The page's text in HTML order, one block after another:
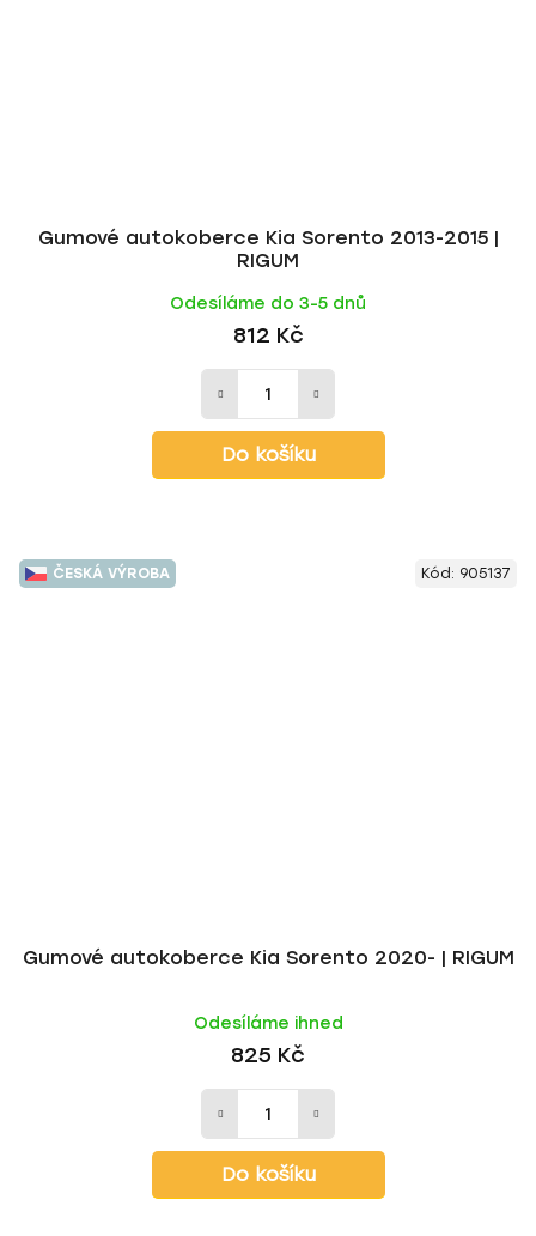
Gumové autokoberce Kia Sorento 2013-2015 |
RIGUM
Odesíláme do 3-5 dnů
812 Kč
Do košíku
ČESKÁ VÝROBA
Gumové autokoberce Kia Sorento 2020- | RIGUM
Odesíláme ihned
825 Kč
Do košíku
Kód: 905137